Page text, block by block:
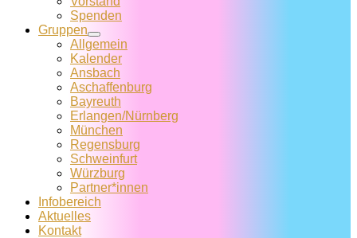
Spenden
Gruppen
Allgemein
Kalender
Ansbach
Aschaffenburg
Bayreuth
Erlangen/Nürnberg
München
Regensburg
Schweinfurt
Würzburg
Partner*innen
Infobereich
Aktuelles
Kontakt